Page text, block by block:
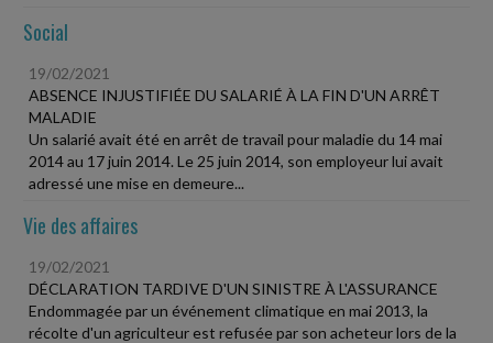
Social
19/02/2021
ABSENCE INJUSTIFIÉE DU SALARIÉ À LA FIN D'UN ARRÊT
MALADIE
Un salarié avait été en arrêt de travail pour maladie du 14 mai
2014 au 17 juin 2014. Le 25 juin 2014, son employeur lui avait
adressé une mise en demeure...
Vie des affaires
19/02/2021
DÉCLARATION TARDIVE D'UN SINISTRE À L'ASSURANCE
Endommagée par un événement climatique en mai 2013, la
récolte d'un agriculteur est refusée par son acheteur lors de la